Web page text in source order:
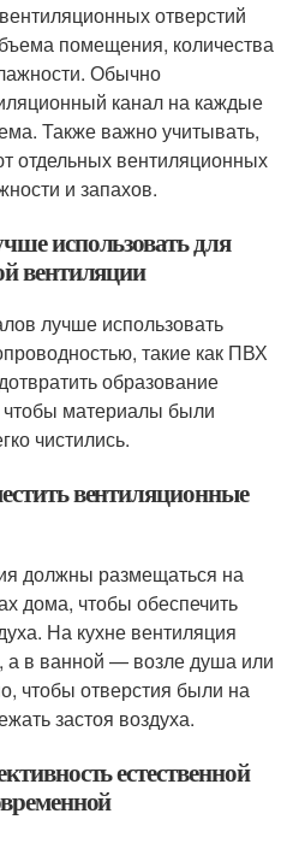
отверстий
помещения, количества
Обычно
канал на каждые
Также важно учитывать,
отдельных вентиляционных
и запахов.
использовать для
вентиляции
лучше использовать
такие как ПВХ
образование
чтобы материалы были
чистились.
вентиляционные
должны размещаться на
дома, чтобы обеспечить
На кухне вентиляция
а в ванной — возле душа или
чтобы отверстия были на
застоя воздуха.
естественной